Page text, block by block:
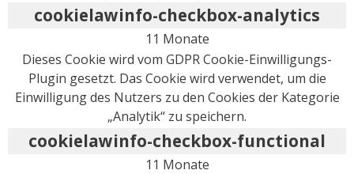
cookielawinfo-checkbox-analytics
11 Monate
Dieses Cookie wird vom GDPR Cookie-Einwilligungs-
Plugin gesetzt. Das Cookie wird verwendet, um die
Einwilligung des Nutzers zu den Cookies der Kategorie
„Analytik“ zu speichern.
cookielawinfo-checkbox-functional
11 Monate